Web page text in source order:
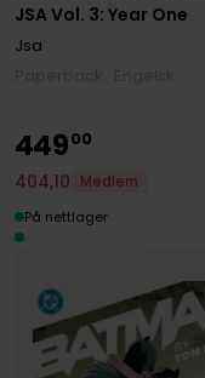
JSA Vol. 3: Year One
Jsa
44900
404,10
Medlem
På nettlager